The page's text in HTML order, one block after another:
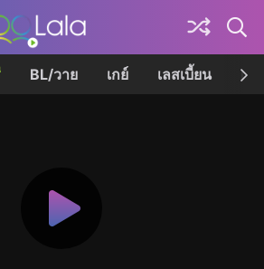
BL/วาย เกย์ เลสเบี้ยน เค